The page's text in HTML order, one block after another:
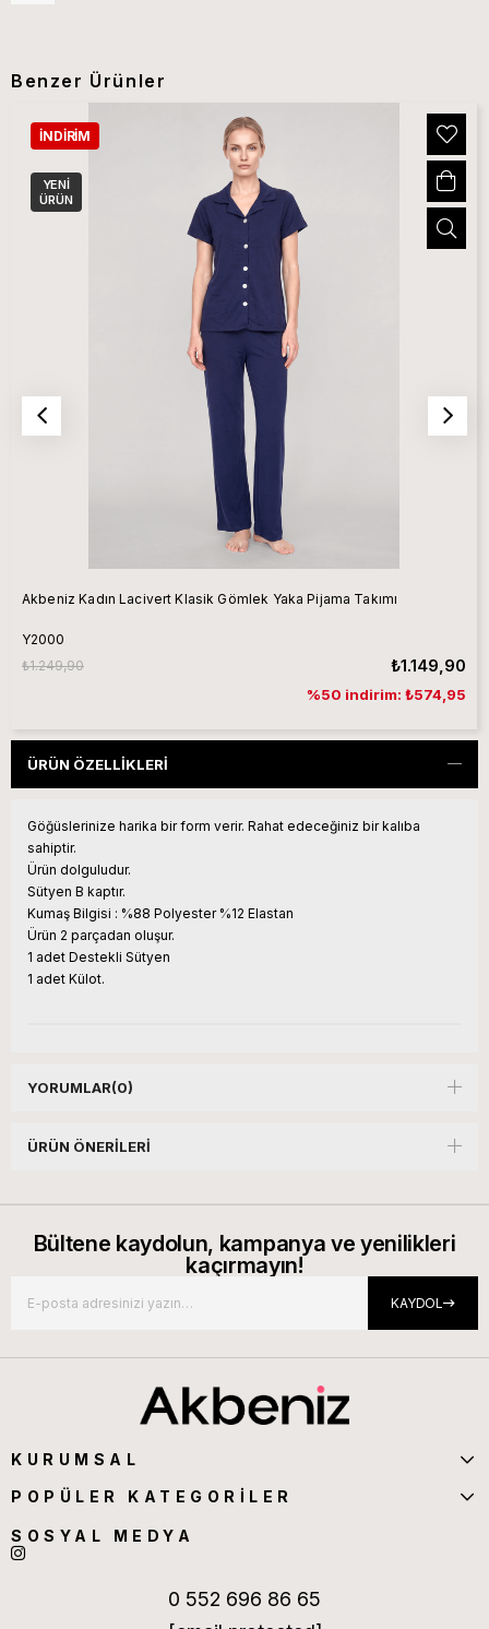
Benzer Ürünler
Akbeniz Kadın Lacivert Klasik Gömlek Yaka Pijama Takımı
Y2000
₺1.149,90
₺1.249,90
%50 indirim: ₺574,95
İNDIRIM
YENI
ÜRÜN
ÜRÜN ÖZELLIKLERI
Göğüslerinize harika bir form verir. Rahat edeceğiniz bir kalıba
sahiptir.
Ürün dolguludur.
Sütyen B kaptır.
Kumaş Bilgisi : %88 Polyester %12 Elastan
Ürün 2 parçadan oluşur.
1 adet Destekli Sütyen
1 adet Külot.
YORUMLAR(0)
ÜRÜN ÖNERILERI
Bültene kaydolun, kampanya ve yenilikleri
kaçırmayın!
KAYDOL
KURUMSAL
POPÜLER KATEGORİLER
SOSYAL MEDYA
0 552 696 86 65